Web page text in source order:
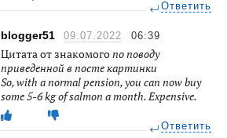
Ответить
blogger51 09.07.2022 06:39
Цитата от знакомогопо поводу
приведенной в посте картинки
So, with a normal pension, you can now buy
some 5-6 kg of salmon a month. Expensive.
Ответить